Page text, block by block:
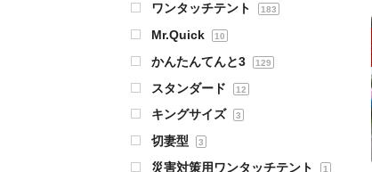
ワンタッチテント 183
Mr.Quick 10
かんたんてんと3 129
スタンダード 12
キングサイズ 3
切妻型 3
災害対策用ワンタッチテント 1